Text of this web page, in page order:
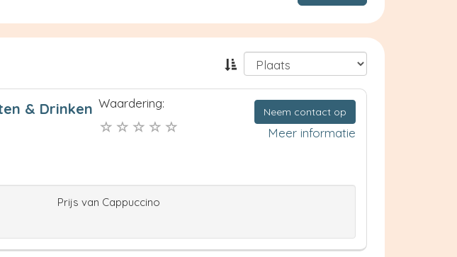
& Drinken Waardering:
Neem contact op
Meer informatie
Prijs van Cappuccino